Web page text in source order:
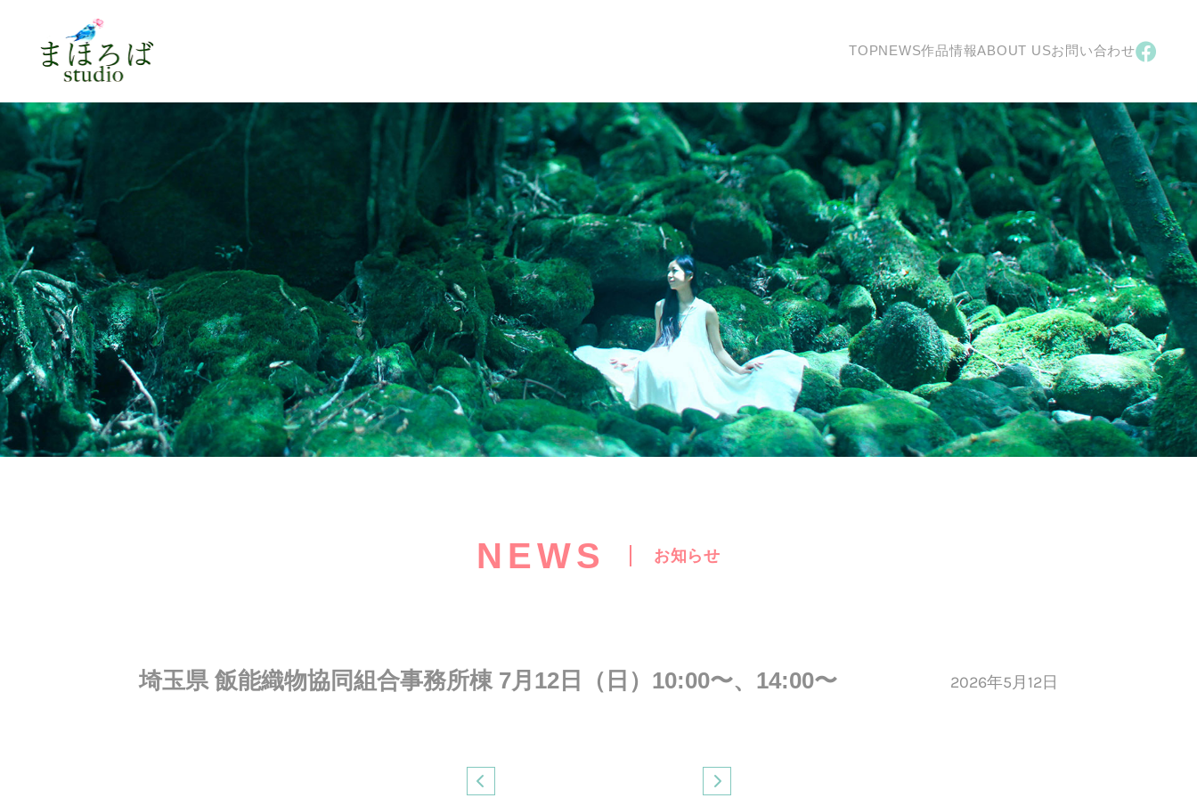
TOPNEWS作品情報ABOUT USお問い合わせ
NEWS お知らせ
埼玉県 飯能織物協同組合事務所棟 7月12日（日）10:00〜、14:00〜 2026年5月12日